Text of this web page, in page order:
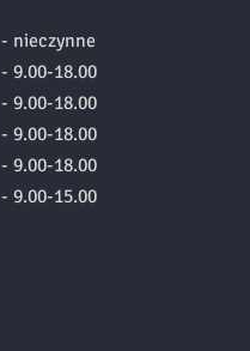
- nieczynne
- 9.00-18.00
- 9.00-18.00
- 9.00-18.00
- 9.00-18.00
- 9.00-15.00